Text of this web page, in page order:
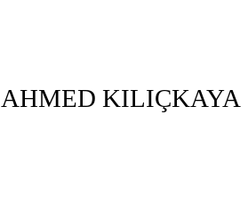
AHMED KILIÇKAYA